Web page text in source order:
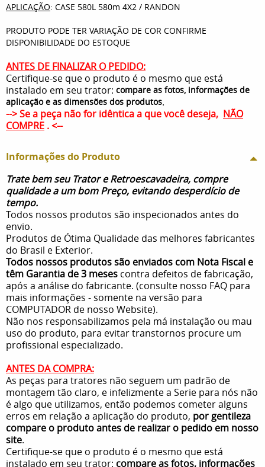
APLICAÇÃO: CASE 580L 580m 4X2 / RANDON
PRODUTO PODE TER VARIAÇÃO DE COR CONFIRME
DISPONIBILIDADE DO ESTOQUE
ANTES DE FINALIZAR O PEDIDO:
Certifique-se que o produto é o mesmo que está
instalado em seu trator: compare as fotos, informações de
aplicação e as dimensões dos produtos.
--> Se a peça não for idêntica a que você deseja, NÃO
COMPRE . <--
Informações do Produto
Trate bem seu Trator e Retroescavadeira, compre
qualidade a um bom Preço, evitando desperdício de
tempo.
Todos nossos produtos são inspecionados antes do
envio.
Produtos de Ótima Qualidade das melhores fabricantes
do Brasil e Exterior.
Todos nossos produtos são enviados com Nota Fiscal e
têm Garantia de 3 meses contra defeitos de fabricação,
após a análise do fabricante. (consulte nosso FAQ para
mais informações - somente na versão para
COMPUTADOR de nosso Website).
Não nos responsabilizamos pela má instalação ou mau
uso do produto, para evitar transtornos procure um
profissional especializado.
ANTES DA COMPRA:
As peças para tratores não seguem um padrão de
montagem tão claro, e infelizmente a Serie para nós não
é algo que utilizamos, então podemos cometer alguns
erros em relação a aplicação do produto, por gentileza
compare o produto antes de realizar o pedido em nosso
site.
Certifique-se que o produto é o mesmo que está
instalado em seu trator: compare as fotos, informações